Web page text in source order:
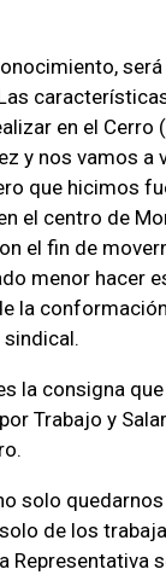
en el
y nos vamos a
que hicimos
el centro de
el fin de
menor hacer
la
sindical.
la consigna
Trabajo y
solo
de los
Representativa